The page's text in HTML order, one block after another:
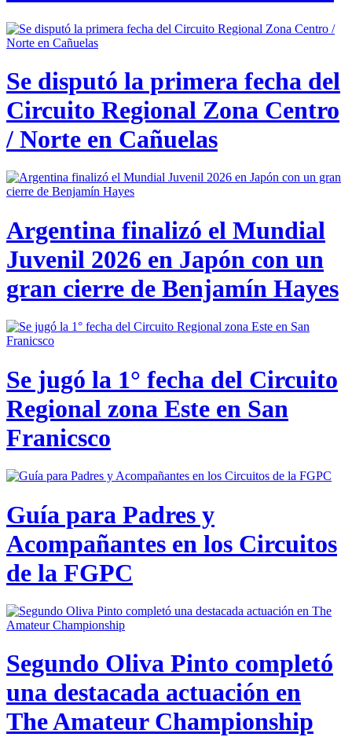
Se disputó la primera fecha del
Circuito Regional Zona Centro
/ Norte en Cañuelas
Argentina finalizó el Mundial
Juvenil 2026 en Japón con un
gran cierre de Benjamín Hayes
Se jugó la 1° fecha del Circuito
Regional zona Este en San
Franicsco
Guía para Padres y
Acompañantes en los Circuitos
de la FGPC
Segundo Oliva Pinto completó
una destacada actuación en
The Amateur Championship